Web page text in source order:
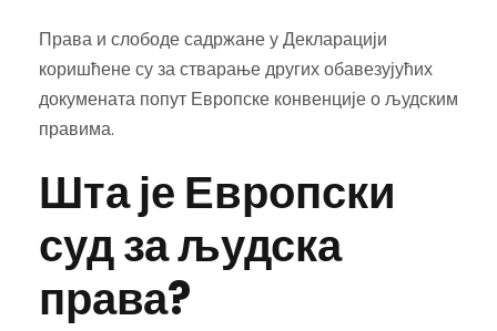
Права и слободе садржане у Декларацији
коришћене су за стварање других обавезујућих
докумената попут Европске конвенције о људским
правима.
Шта је Европски
суд за људска
права?